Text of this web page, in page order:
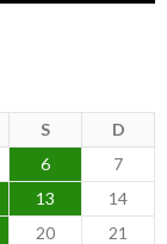
S D
6
7
13
14
20
21